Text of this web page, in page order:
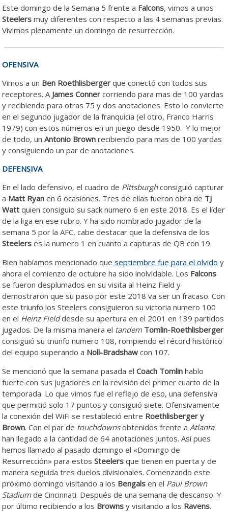
Este domingo de la Semana 5 frente a Falcons, vimos a unos
Steelers muy diferentes con respecto a las 4 semanas previas.
Vivimos plenamente un domingo de resurrección.
OFENSIVA
Vimos a un Ben Roethlisberger que conectó con todos sus
receptores. A James Conner corriendo para mas de 100 yardas
y recibiendo para otras 75 y dos anotaciones. Esto lo convierte
en el segundo jugador de la franquicia (el otro, Franco Harris
1979) con estos números en un juego desde 1950. Y lo mejor
de todo, unAntonio Brown recibiendo para mas de 100 yardas
y consiguiendo un par de anotaciones.
DEFENSIVA
En el lado defensivo, el cuadro de Pittsburghconsiguió capturar
a Matt Ryan en 6 ocasiones. Tres de ellas fueron obra de TJ
Watt quien consiguio su sack numero 6 en este 2018. Es el líder
de la liga en ese rubro. Y ha sido nombrado jugador de la
semana 5 por la AFC, cabe destacar que la defensiva de los
Steelers es la numero 1 en cuanto a capturas de QB con 19.
Bien habíamos mencionado que septiembre fue para el olvido y
ahora el comienzo de octubre ha sido inolvidable. Los Falcons
se fueron desplumados en su visita al Heinz Field y
demostraron que su paso por este 2018 va ser un fracaso. Con
este triunfo los Steelers consiguieron su victoria numero 100
en el Heinz Fielddesde su apertura en el 2001 en 139 partidos
jugados. De la misma manera el tandem Tomlin-Roethlisberger
consiguió su triunfo numero 108, rompiendo el récord histórico
del equipo superando a Noll-Bradshaw con 107.
Se mencionó que la semana pasada el Coach Tomlin hablo
fuerte con sus jugadores en la revisión del primer cuarto de la
temporada. Lo que vimos fue el reflejo de eso, una defensiva
que permitió solo 17 puntos y consiguió siete. Ofensivamente
la conexión del WiFi se restableció entre Roethlisberger y
Brown. Con el par de touchdownsobtenidos frente aAtlanta
han llegado a la cantidad de 64 anotaciones juntos. Así pues
hemos llamado al pasado domingo el «Domingo de
Resurrección» para estosSteelers que tienen en puerta y de
manera seguida tres duelos divisionales. Comenzando este
próximo domingo visitando a los Bengals en el Paul Brown
Stadium de Cincinnati. Después de una semana de descanso. Y
por último recibiendo a los Browns y visitando a los Ravens.